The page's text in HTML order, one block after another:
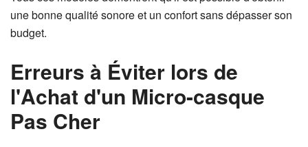
une bonne qualité sonore et un confort sans dépasser son
budget.
Erreurs à Éviter lors de
l'Achat d'un Micro-casque
Pas Cher